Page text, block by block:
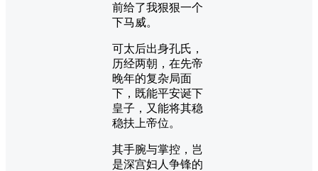
前给了我狠狠一个
下马威。
可太后出身孔氏，
历经两朝，在先帝
晚年的复杂局面
下，既能平安诞下
皇子，又能将其稳
稳扶上帝位。
其手腕与掌控，岂
是深宫妇人争锋的